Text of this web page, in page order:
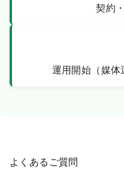
契約
運用開始（媒体
よくあるご質問